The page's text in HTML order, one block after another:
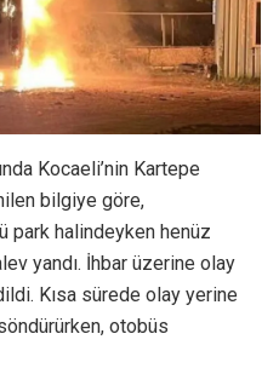
Kocaeli’nin Kartepe
bilgiye göre,
park halindeyken henüz
yandı. İhbar üzerine olay
Kısa sürede olay yerine
otobüs